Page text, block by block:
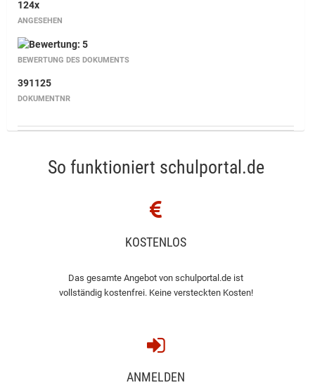
124x
ANGESEHEN
BEWERTUNG DES DOKUMENTS
391125
DOKUMENTNR
So funktioniert schulportal.de
KOSTENLOS
Das gesamte Angebot von schulportal.de ist
vollständig kostenfrei. Keine versteckten Kosten!
ANMELDEN